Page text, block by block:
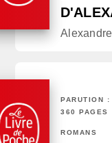
PARUTION
360 PAGES
ROMANS